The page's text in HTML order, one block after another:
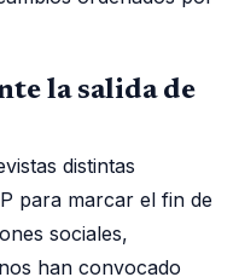
la salida de
distintas
para marcar el fin de
sociales,
han convocado